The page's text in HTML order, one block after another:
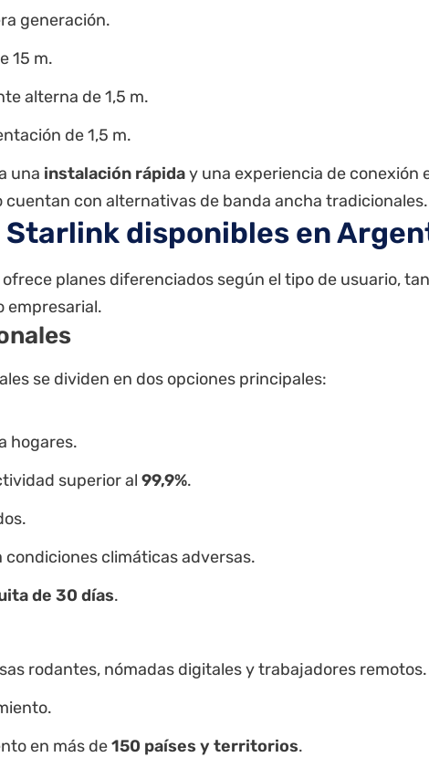
generación.
15 m.
alterna de 1,5 m.
de 1,5 m.
una instalación rápiday una experiencia de conexión
cuentan con alternativas de banda ancha tradicionales.
Starlink disponibles en
planes diferenciados según el tipo de usuario,
empresarial.
se dividen en dos opciones principales:
hogares.
superior al 99,9%.
condiciones climáticas adversas.
de 30 días.
rodantes, nómadas digitales y trabajadores remotos.
en más de150 países y territorios.